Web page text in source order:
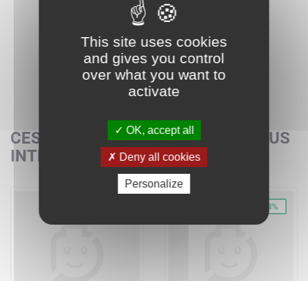
CES SETS POURRAIENT AUSSI VOUS
INTÉRESSER
-38%
This site uses cookies
and gives you control
over what you want to
activate
OK, accept all
Deny all cookies
Personalize